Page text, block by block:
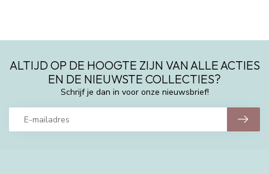
ALTIJD OP DE HOOGTE ZIJN VAN ALLE ACTIES
EN DE NIEUWSTE COLLECTIES?
Schrijf je dan in voor onze nieuwsbrief!